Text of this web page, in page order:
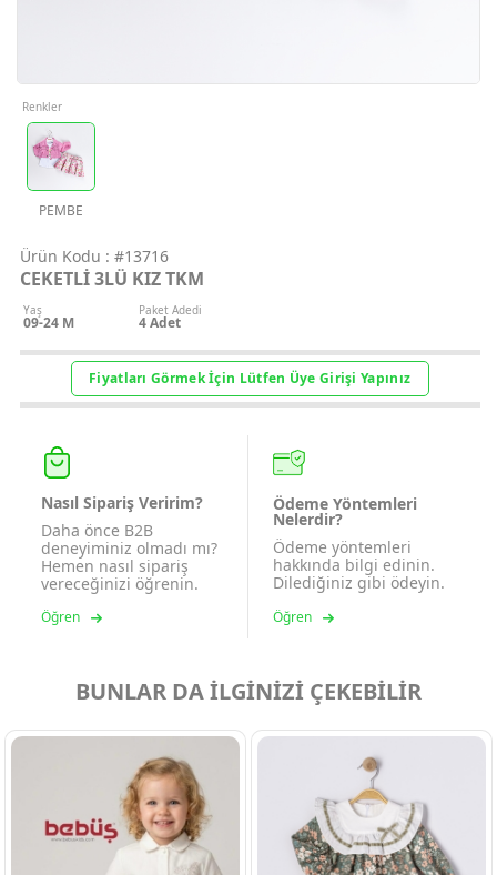
İletişim
Müşteri
Üye Ol
Ürün Kodu : #13716
CEKETLİ 3LÜ KIZ TKM
Yaş
09-24 M
Paket Adedi
4Adet
Renkler
PEMBE
Fiyatları Görmek İçin Lütfen Üye Girişi Yapınız
Nasıl Sipariş Veririm?
Daha önce B2B
deneyiminiz olmadı mı?
Hemen nasıl sipariş
vereceğinizi öğrenin.
Öğren
Ödeme Yöntemleri
Nelerdir?
Ödeme yöntemleri
hakkında bilgi edinin.
Dilediğiniz gibi ödeyin.
Öğren
BUNLAR DA İLGİNİZİ ÇEKEBİLİR